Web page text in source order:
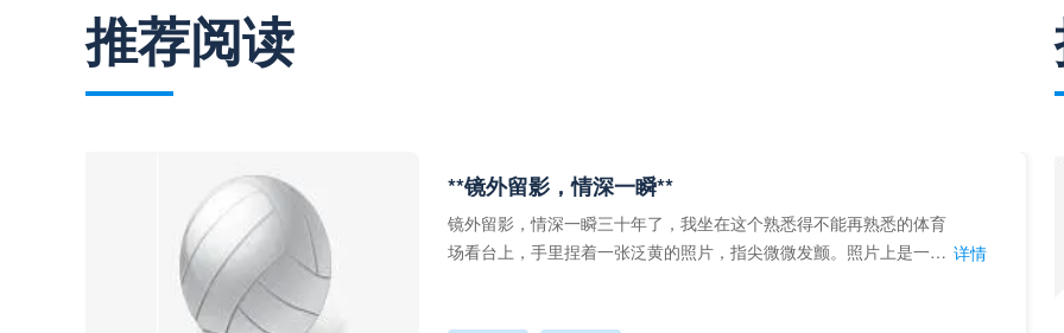
推荐阅读
**镜外留影，情深一瞬**
镜外留影，情深一瞬三十年了，我坐在这个熟悉得不能再熟悉的体育
场看台上，手里捏着一张泛黄的照片，指尖微微发颤。照片上是一个 详情